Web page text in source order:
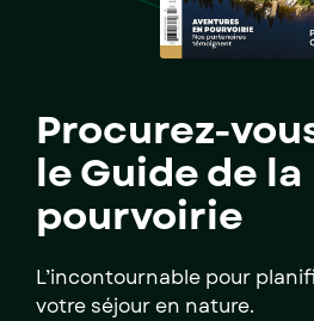
Procurez-
le Guide de la
pourvoirie
L’incontournable pour
votre séjour en nature.